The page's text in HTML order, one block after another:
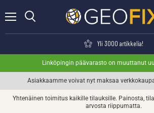
Yli 3000 artikkelia!
Linköpingin päävarasto on muuttanut
Asiakkaamme voivat nyt maksaa
Yhtenäinen toimitus kaikille tilauksille. Painosta,
arvosta riippumatta.